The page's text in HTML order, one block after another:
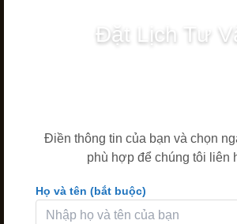
Đặt Lịch Tư
Điền thông tin của bạn và chọn
phù hợp để chúng tôi liên
Họ và tên (bắt buộc)